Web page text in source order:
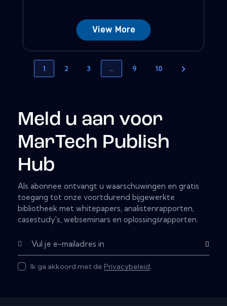
View More
1 2 3 … 9 10
Meld u aan voor
MarTech Publish
Hub
Als abonnee ontvangt u waarschuwingen en gratis
toegang tot onze voortdurend bijgewerkte
bibliotheek met whitepapers, analistenrapporten,
casestudy's, webseminars en oplossingsrapporten.
Subscribe
Ik ga akkoord met de Privacybeleid.